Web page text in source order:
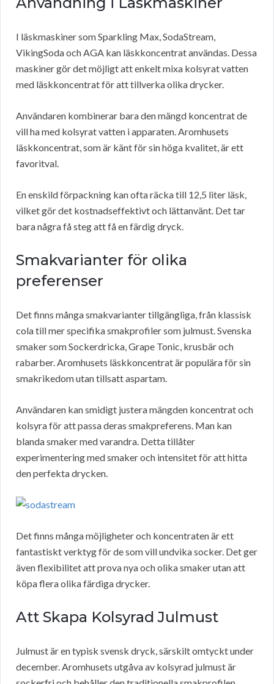
I läskmaskiner som Sparkling Max, SodaStream,
VikingSoda och AGA kan läskkoncentrat användas. Dessa
maskiner gör det möjligt att enkelt mixa kolsyrat vatten
med läskkoncentrat för att tillverka olika drycker.
Användaren kombinerar bara den mängd koncentrat de
vill ha med kolsyrat vatten i apparaten. Aromhusets
läskkoncentrat, som är känt för sin höga kvalitet, är ett
favoritval.
En enskild förpackning kan ofta räcka till 12,5 liter läsk,
vilket gör det kostnadseffektivt och lättanvänt. Det tar
bara några få steg att få en färdig dryck.
Smakvarianter för olika
preferenser
Det finns många smakvarianter tillgängliga, från klassisk
cola till mer specifika smakprofiler som julmust. Svenska
smaker som Sockerdricka, Grape Tonic, krusbär och
rabarber. Aromhusets läskkoncentrat är populära för sin
smakrikedom utan tillsatt aspartam.
Användaren kan smidigt justera mängden koncentrat och
kolsyra för att passa deras smakpreferens. Man kan
blanda smaker med varandra. Detta tillåter
experimentering med smaker och intensitet för att hitta
den perfekta drycken.
Det finns många möjligheter och koncentraten är ett
fantastiskt verktyg för de som vill undvika socker. Det ger
även flexibilitet att prova nya och olika smaker utan att
köpa flera olika färdiga drycker.
Att Skapa Kolsyrad Julmust
Julmust är en typisk svensk dryck, särskilt omtyckt under
december. Aromhusets utgåva av kolsyrad julmust är